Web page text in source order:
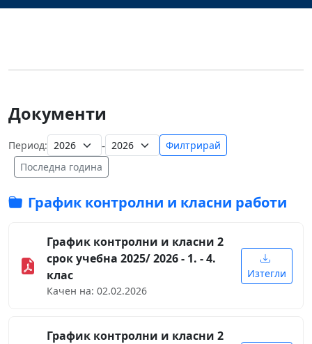
Документи
Период: -
Филтрирай
Последна година
График контролни и класни работи
График контролни и класни 2
срок учебна 2025/ 2026 - 1. - 4.
клас
Качен на: 02.02.2026
Изтегли
График контролни и класни 2